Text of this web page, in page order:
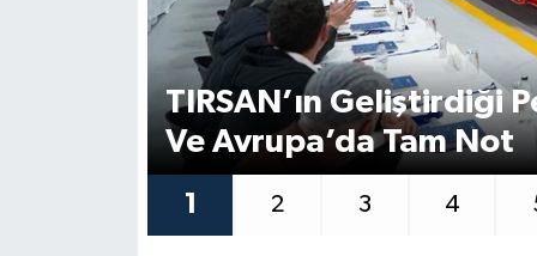
TIRSAN’ın Geliştirdiği
Ve Avrupa’da Tam Not
1 2 3 4